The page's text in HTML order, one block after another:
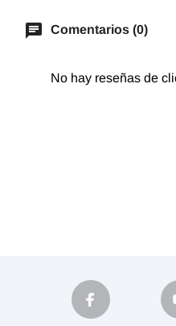
chat Comentarios (0)
No hay reseñas de